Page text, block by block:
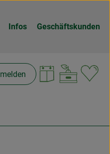
Infos Geschäftskunden